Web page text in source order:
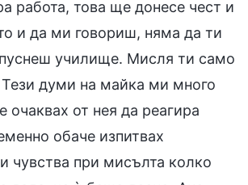
работа, това ще донесе чест и
и да ми говориш, няма да ти
училище. Мисля ти само
Тези думи на майка ми много
очаквах от нея да реагира
обаче изпитвах
чувства при мисълта колко